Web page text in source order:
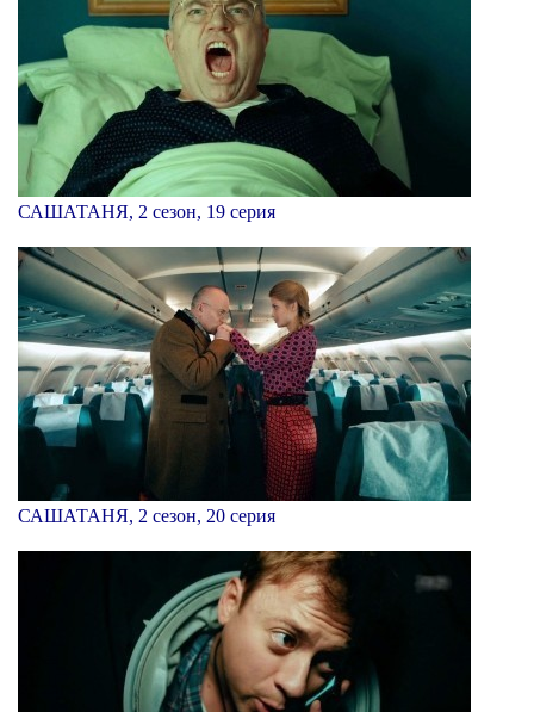
САШАТАНЯ, 2 сезон, 19 серия
САШАТАНЯ, 2 сезон, 20 серия